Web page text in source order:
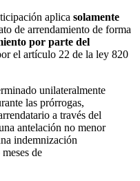
aplica solamente
de arrendamiento de forma
por parte del
el artículo 22 de la ley 820
unilateralmente
las prórrogas,
a través del
antelación no menor
indemnización
de